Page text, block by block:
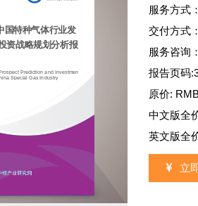
国特种气体行业发
资战略规划分析报
Prediction and Investmen
Special Gas Industry
服务方式
交付方式
服务咨询
报告页码
原价:
中文版全
英文版全
立